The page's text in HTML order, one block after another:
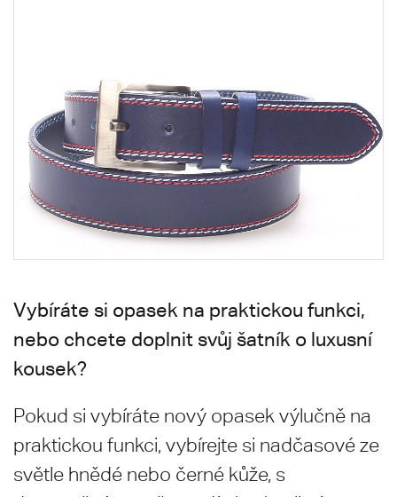
Vybíráte si opasek na praktickou funkci,
nebo chcete doplnit svůj šatník o luxusní
kousek?
Pokud si vybíráte nový opasek výlučně na
praktickou funkci, vybírejte si nadčasové ze
světle hnědé nebo černé kůže, s